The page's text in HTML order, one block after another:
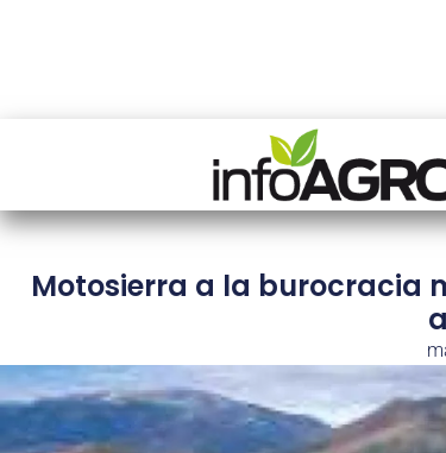
Motosierra a la burocracia